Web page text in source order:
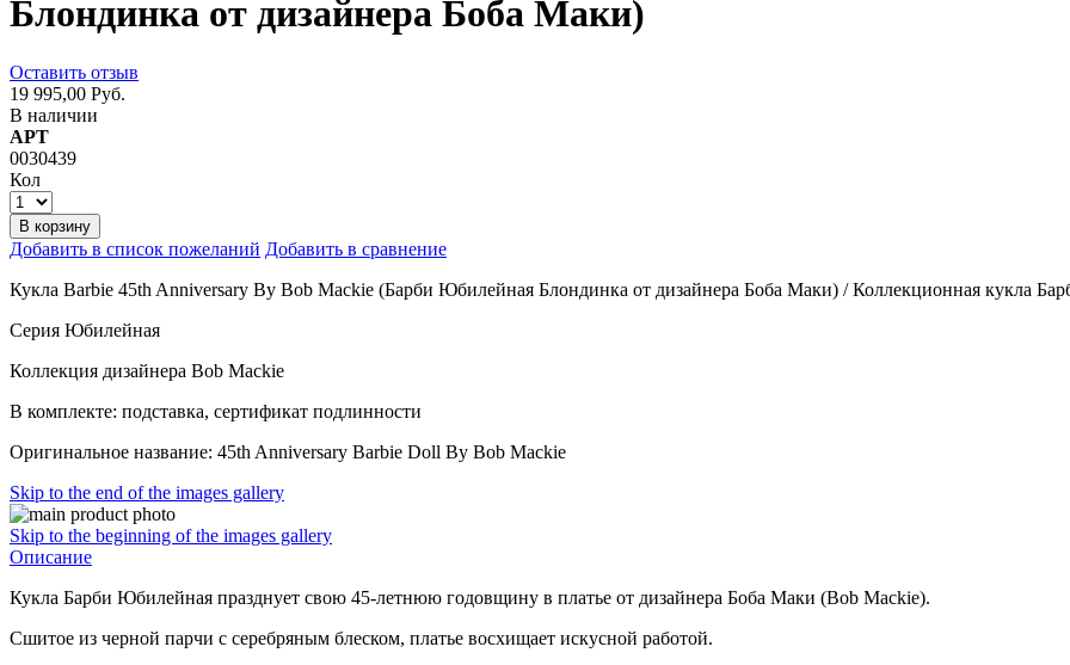
Блондинка от дизайнера Боба Маки)
Оставить отзыв
19 995,00 Руб.
В наличии
АРТ
0030439
Кол
В корзину
Добавить в список пожеланий Добавить в сравнение
Кукла Barbie 45th Anniversary By Bob Mackie (Барби Юбилейная Блондинка от дизайнера Боба Маки) / Коллекционная кукла
Серия Юбилейная
Коллекция дизайнера Bob Mackie
В комплекте: подставка, сертификат подлинности
Оригинальное название: 45th Anniversary Barbie Doll By Bob Mackie
Skip to the end of the images gallery
Skip to the beginning of the images gallery
Описание
Кукла Барби Юбилейная празднует свою 45-летнюю годовщину в платье от дизайнера Боба Маки (Bob Mackie).
Сшитое из черной парчи с серебряным блеском, платье восхищает искусной работой.